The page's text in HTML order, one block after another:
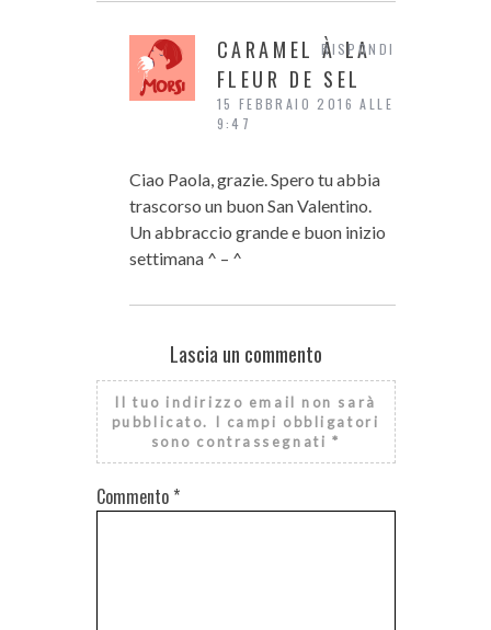
CARAMEL À LA
FLEUR DE SEL
15 FEBBRAIO 2016 ALLE
9:47
Ciao Paola, grazie. Spero tu abbia
trascorso un buon San Valentino.
Un abbraccio grande e buon inizio
settimana ^ – ^
RISPONDI
Lascia un commento
Il tuo indirizzo email non sarà
pubblicato.
I campi obbligatori
sono contrassegnati *
Commento *